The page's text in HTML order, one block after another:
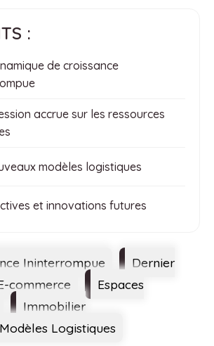
:
de croissance
accrue sur les ressources
modèles logistiques
et innovations futures
Ininterrompue
Dernier
commerce
Espaces
Immobilier
Modèles Logistiques